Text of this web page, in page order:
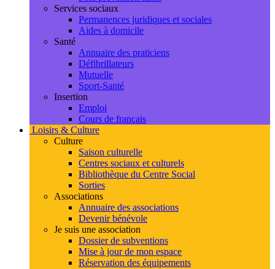
Services sociaux
Permanences juridiques et sociales
Aides à domicile
Santé
Annuaire des praticiens
Défibrillateurs
Mutuelle
Sport-Santé
Insertion
Emploi
Cours de français
Loisirs & Culture
Culture
Saison culturelle
Centres sociaux et culturels
Bibliothèque du Centre Social
Sorties
Associations
Annuaire des associations
Devenir bénévole
Je suis une association
Dossier de subventions
Mise à jour de mon espace
Réservation des équipements